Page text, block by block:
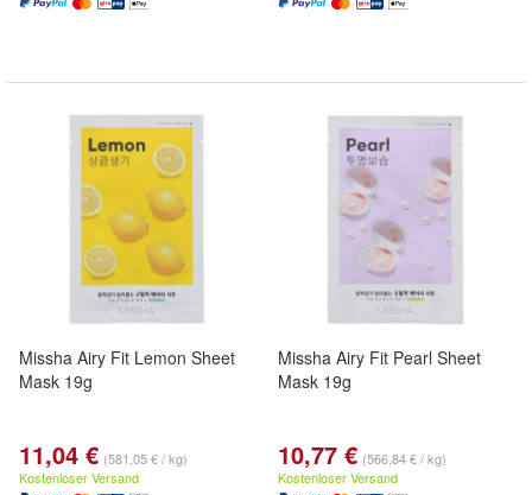
Missha Airy Fit Lemon Sheet
Mask 19g
11,04 € (581,05 € / kg)
Kostenloser Versand
Missha Airy Fit Pearl Sheet
Mask 19g
10,77 € (566,84 € / kg)
Kostenloser Versand